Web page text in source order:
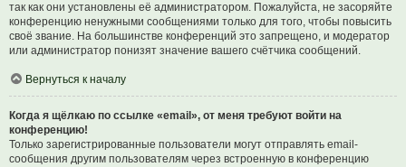
так как они установлены её администратором. Пожалуйста, не засоряйте
конференцию ненужными сообщениями только для того, чтобы повысить
своё звание. На большинстве конференций это запрещено, и модератор
или администратор понизят значение вашего счётчика сообщений.
Вернуться к началу
Когда я щёлкаю по ссылке «email», от меня требуют войти на
конференцию!
Только зарегистрированные пользователи могут отправлять email-
сообщения другим пользователям через встроенную в конференцию